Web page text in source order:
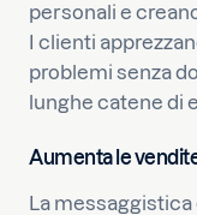
personali e
I clienti
problemi senza
lunghe catene di
Aumenta le
La